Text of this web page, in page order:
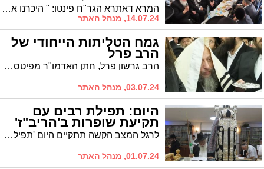
ציבור בניחום אבלים בבית
משפחת הגר"י דרעי זצ"ל
המרא דאתרא הגר"ח פינטו: " היכרנו את רבי יהודה בצדקתו, בתורתו ובגדולתו"
14.07.24, מנהל האתר
גמח הטליתות הייחודי של
הרב פרל
הרב גרשון פרל, חתן האדמו"ר מפיטסבורג זצ"ל, מפעיל גמ"ח ייחודי: כיבוס טליתות כך שיבהיקו בלובנן. "עשה לך טלית נאה", הוא אומר
03.07.24, מנהל האתר
היום: תפילת רבים עם
תקיעת שופרות ב'הריב"ז'
לרגל המצב הקשה תתקיים היום 'תפילת רבים' בבית הכנסת הריב"ז. הציבור מוזמן
01.07.24, מנהל האתר